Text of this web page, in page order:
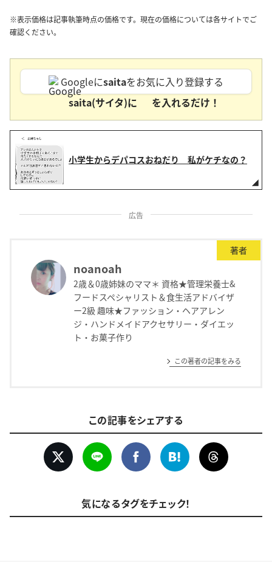
※表示価格は記事執筆時点の価格です。現在の価格については各サイトでご
確認ください。
Googleにsaitaをお気に入り登録する
saita(サイタ)に
を入れるだけ！
小学生からデパコスおねだり 私がケチなの？
広告
著者
noanoah
2歳＆0歳姉妹のママ＊ 資格★管理栄養士&
フードスペシャリスト＆食生活アドバイザ
ー2級 趣味★ファッション・ヘアアレン
ジ・ハンドメイドアクセサリー・ダイエッ
ト・お菓子作り
この著者の記事をみる
この記事をシェアする
気になるタグをチェック！